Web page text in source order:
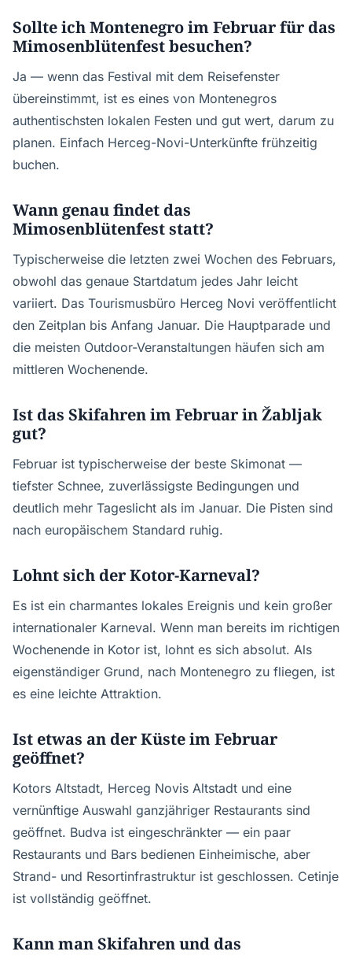
Sollte ich Montenegro im Februar für das
Mimosenblütenfest besuchen?
Ja — wenn das Festival mit dem Reisefenster
übereinstimmt, ist es eines von Montenegros
authentischsten lokalen Festen und gut wert, darum zu
planen. Einfach Herceg-Novi-Unterkünfte frühzeitig
buchen.
Wann genau findet das
Mimosenblütenfest statt?
Typischerweise die letzten zwei Wochen des Februars,
obwohl das genaue Startdatum jedes Jahr leicht
variiert. Das Tourismusbüro Herceg Novi veröffentlicht
den Zeitplan bis Anfang Januar. Die Hauptparade und
die meisten Outdoor-Veranstaltungen häufen sich am
mittleren Wochenende.
Ist das Skifahren im Februar in Žabljak
gut?
Februar ist typischerweise der beste Skimonat —
tiefster Schnee, zuverlässigste Bedingungen und
deutlich mehr Tageslicht als im Januar. Die Pisten sind
nach europäischem Standard ruhig.
Lohnt sich der Kotor-Karneval?
Es ist ein charmantes lokales Ereignis und kein großer
internationaler Karneval. Wenn man bereits im richtigen
Wochenende in Kotor ist, lohnt es sich absolut. Als
eigenständiger Grund, nach Montenegro zu fliegen, ist
es eine leichte Attraktion.
Ist etwas an der Küste im Februar
geöffnet?
Kotors Altstadt, Herceg Novis Altstadt und eine
vernünftige Auswahl ganzjähriger Restaurants sind
geöffnet. Budva ist eingeschränkter — ein paar
Restaurants und Bars bedienen Einheimische, aber
Strand- und Resortinfrastruktur ist geschlossen. Cetinje
ist vollständig geöffnet.
Kann man Skifahren und das